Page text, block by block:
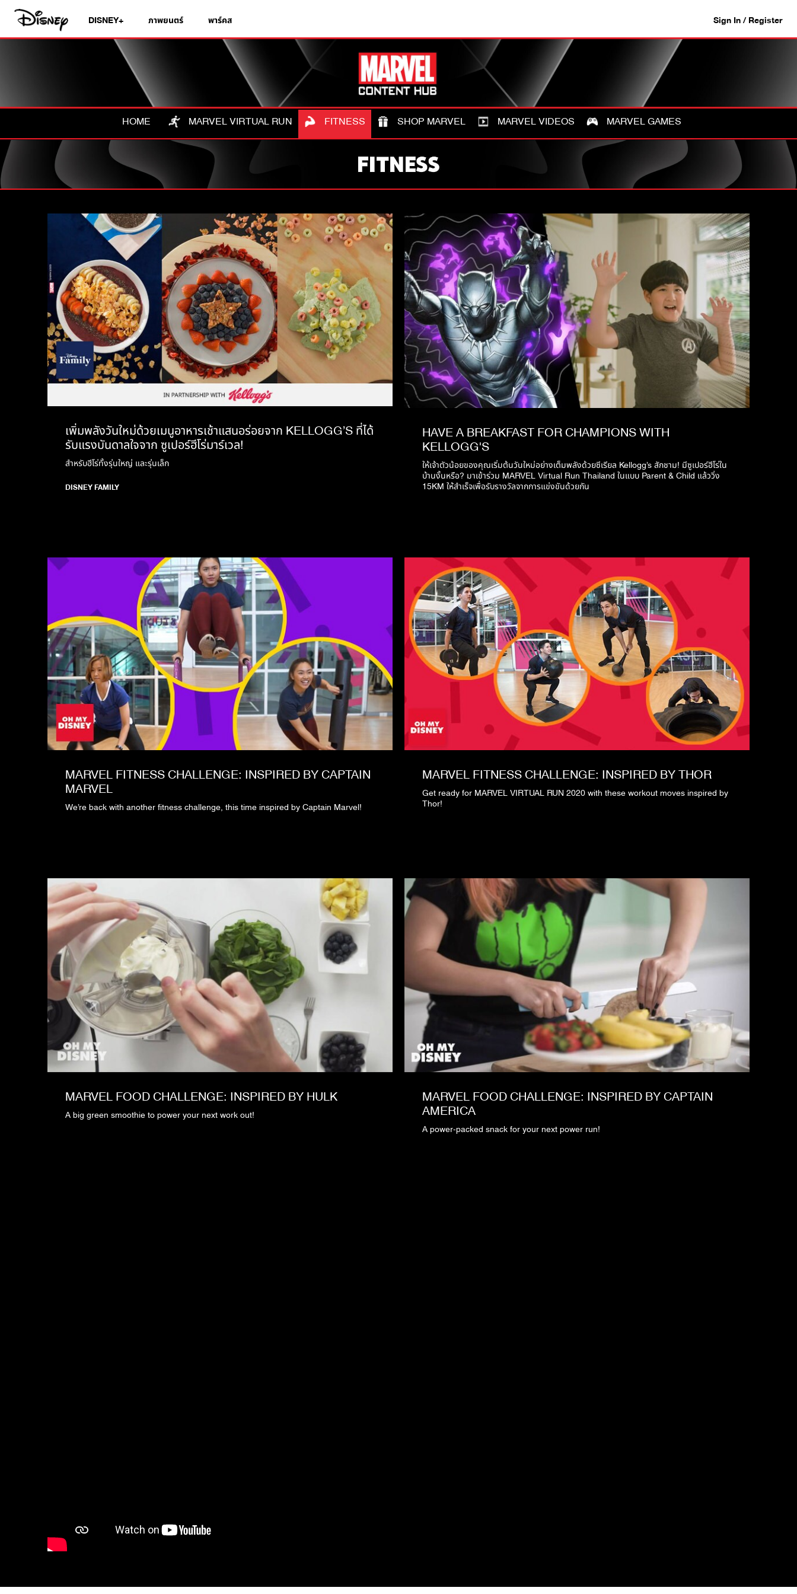
DISNEY+ ภาพยนตร์ พาร์คส Sign In / Register
HOME MARVEL VIRTUAL RUN FITNESS SHOP MARVEL MARVEL VIDEOS MARVEL GAMES
เพิ่มพลังวันใหม่ด้วยเมนูอาหารเช้าแสนอร่อยจาก KELLOGG’S ที่ได้
รับแรงบันดาลใจจาก ซูเปอร์ฮีโร่มาร์เวล!
สำหรับฮีโร่ทั้งรุ่นใหญ่ และรุ่นเล็ก
DISNEY FAMILY
HAVE A BREAKFAST FOR CHAMPIONS WITH
KELLOGG'S
ให้เจ้าตัวน้อยของคุณเริ่มต้นวันใหม่อย่างเต็มพลังด้วยซีเรียล Kellogg’s สักชาม! มีซูเปอร์ฮีโร่ใน
บ้านงั้นหรือ? มาเข้าร่วม MARVEL Virtual Run Thailand ในแบบ Parent & Child แล้ววิ่ง
15KM ให้สำเร็จเพื่อรับรางวัลจากการแข่งขันด้วยกัน
MARVEL FITNESS CHALLENGE: INSPIRED BY CAPTAIN
MARVEL
We’re back with another fitness challenge, this time inspired by Captain Marvel!
MARVEL FITNESS CHALLENGE: INSPIRED BY THOR
Get ready for MARVEL VIRTUAL RUN 2020 with these workout moves inspired by
Thor!
MARVEL FOOD CHALLENGE: INSPIRED BY HULK
A big green smoothie to power your next work out!
MARVEL FOOD CHALLENGE: INSPIRED BY CAPTAIN
AMERICA
A power-packed snack for your next power run!